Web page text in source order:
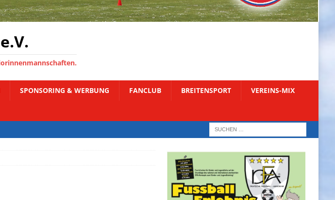
SPONSORING & WERBUNG FANCLUB BREITENSPORT VEREINS-MIX